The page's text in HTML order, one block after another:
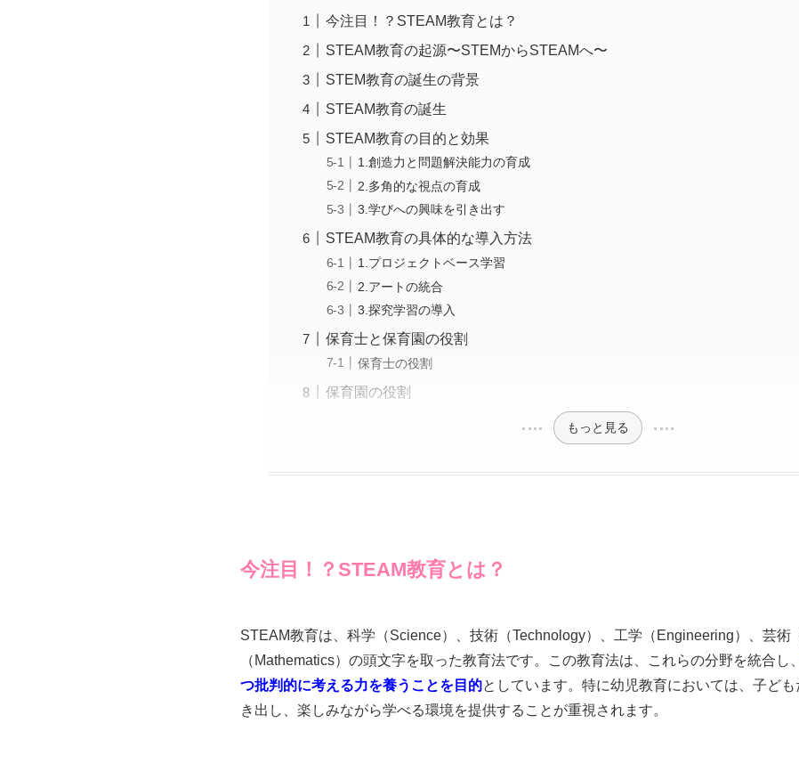
今注目！？STEAM教育とは？
STEAM教育の起源〜STEMからSTEAMへ〜
STEM教育の誕生の背景
STEAM教育の誕生
STEAM教育の目的と効果
1.創造力と問題解決能力の育成
2.多角的な視点の育成
3.学びへの興味を引き出す
STEAM教育の具体的な導入方法
1.プロジェクトベース学習
2.アートの統合
3.探究学習の導入
保育士と保育園の役割
保育士の役割
保育園の役割
もっと見る
今注目！？STEAM教育とは？
STEAM教育は、科学（Science）、技術（Technology）、工学（Engineering）、芸術
（Mathematics）の頭文字を取った教育法です。この教育法は、これらの分野を統合し、
つ批判的に考える力を養うことを目的としています。特に幼児教育においては、子ども
き出し、楽しみながら学べる環境を提供することが重視されます。